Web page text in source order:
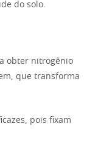
do solo.
obter nitrogênio
que transforma
pois fixam